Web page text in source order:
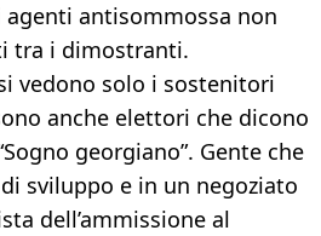
antisommossa non
tra i dimostranti.
vedono solo i sostenitori
anche elettori che dicono
georgiano”. Gente che
sviluppo e in un negoziato
dell’ammissione al